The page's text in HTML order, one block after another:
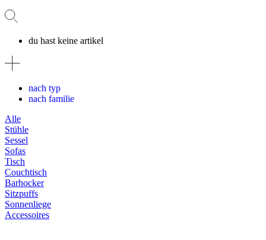
du hast keine artikel
nach typ
nach familie
Alle
Stühle
Sessel
Sofas
Tisch
Couchtisch
Barhocker
Sitzpuffs
Sonnenliege
Accessoires